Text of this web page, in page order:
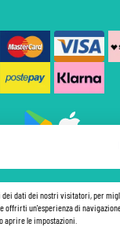
Assicurazione
persona (p.p.) con Tasse e Diritti
dati dei nostri visitatori, per
offrirti un'esperienza di
le impostazioni.